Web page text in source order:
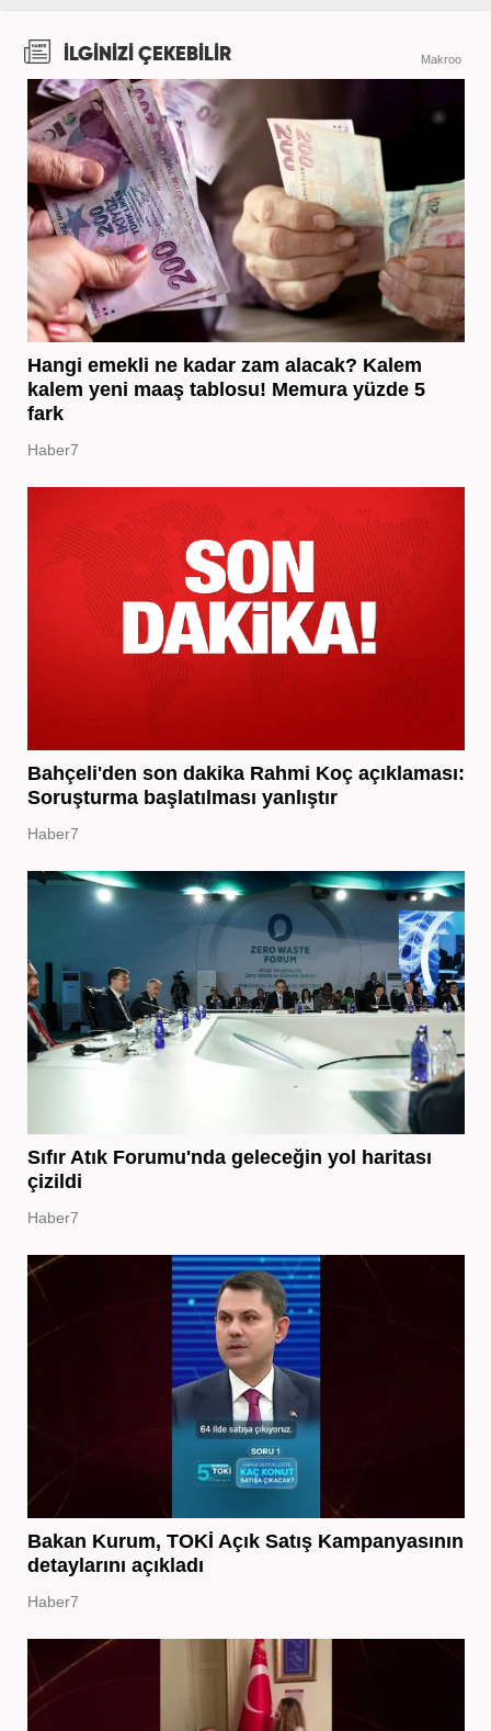
İLGİNİZİ ÇEKEBİLİR Makroo
Hangi emekli ne kadar zam alacak? Kalem
kalem yeni maaş tablosu! Memura yüzde 5
fark
Haber7
Bahçeli'den son dakika Rahmi Koç açıklaması:
Soruşturma başlatılması yanlıştır
Haber7
Sıfır Atık Forumu'nda geleceğin yol haritası
çizildi
Haber7
Bakan Kurum, TOKİ Açık Satış Kampanyasının
detaylarını açıkladı
Haber7